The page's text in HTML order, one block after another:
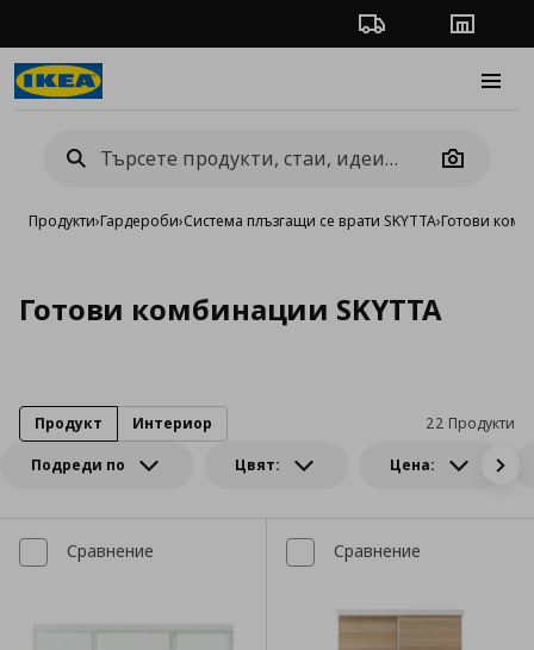
Проследяване на
Camera
Продукти›Гардероби›Система плъзгащи се врати SKYTTA›Готови
Готови комбинации SKYTTA
Подреди по Цвят: Цена:
22 Продукти
Продукт Интериор
Сравнение Сравнение